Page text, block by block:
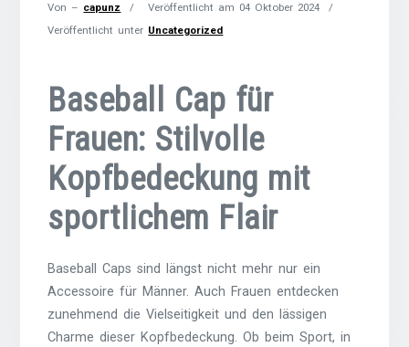
Von – capunz Veröffentlicht am 04 Oktober 2024
Veröffentlicht unter Uncategorized
Baseball Cap für
Frauen: Stilvolle
Kopfbedeckung mit
sportlichem Flair
Baseball Caps sind längst nicht mehr nur ein
Accessoire für Männer. Auch Frauen entdecken
zunehmend die Vielseitigkeit und den lässigen
Charme dieser Kopfbedeckung. Ob beim Sport, in